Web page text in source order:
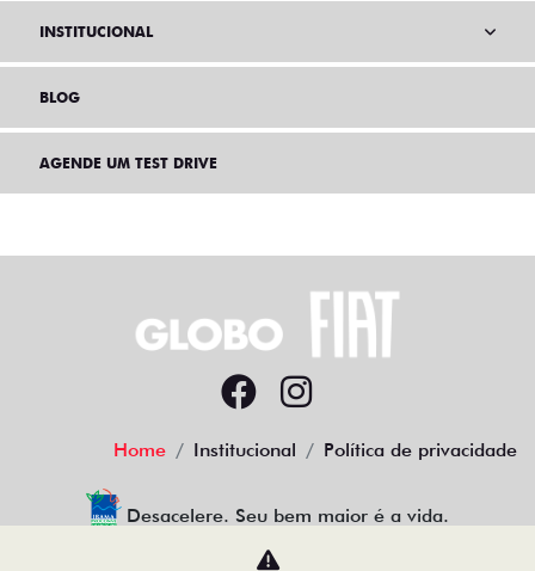
INSTITUCIONAL
BLOG
AGENDE UM TEST DRIVE
Home Institucional Política de privacidade
Desacelere. Seu bem maior é a vida.